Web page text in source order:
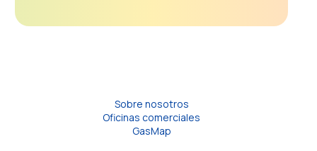
Sobre nosotros
Oficinas comerciales
GasMap